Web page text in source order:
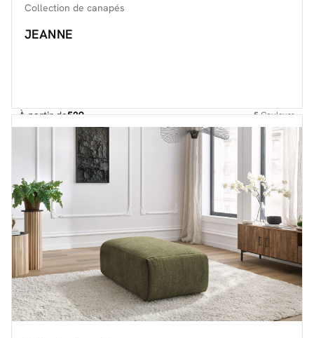
Collection de canapés
JEANNE
À partir de529.- 5Couleurs
Découvrir toute la collection